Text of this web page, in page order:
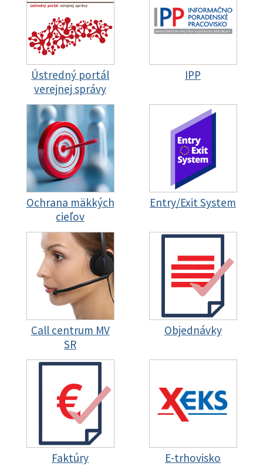
Ústredný portál
verejnej správy
IPP
Ochrana mäkkých
cieľov
Entry/Exit System
Call centrum MV
SR
Objednávky
Faktúry E-trhovisko